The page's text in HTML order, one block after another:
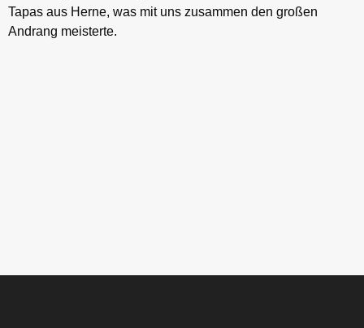
Tapas aus Herne, was mit uns zusammen den großen
Andrang meisterte.